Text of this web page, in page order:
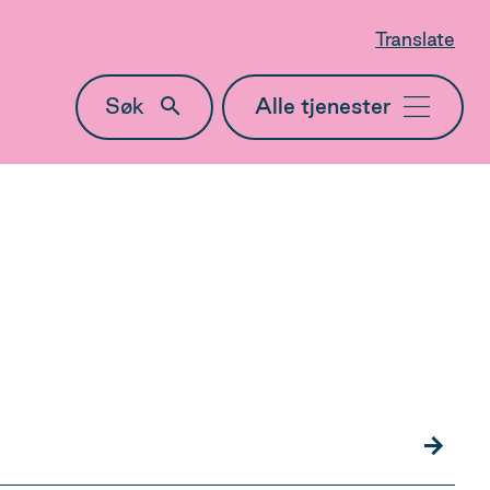
Translate
Søk
Meny